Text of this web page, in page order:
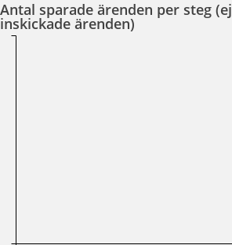
Antal sparade ärenden per steg (ej
inskickade ärenden)